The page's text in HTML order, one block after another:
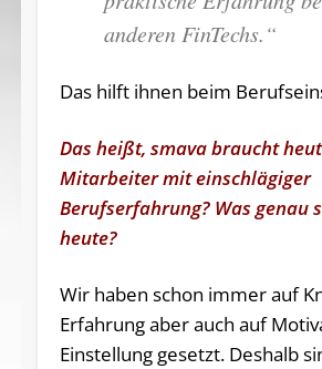
anderen FinTechs.“
Das hilft ihnen beim
Das heißt, smava braucht
Mitarbeiter mit einschlägiger
Berufserfahrung? Was genau
heute?
Wir haben schon immer auf
Erfahrung aber auch auf
Einstellung gesetzt. Deshalb